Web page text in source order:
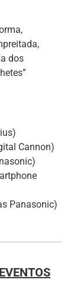
dos
Cannon)
Panasonic)